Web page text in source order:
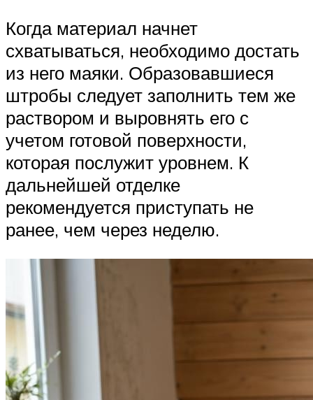
Когда материал начнет
схватываться, необходимо достать
из него маяки. Образовавшиеся
штробы следует заполнить тем же
раствором и выровнять его с
учетом готовой поверхности,
которая послужит уровнем. К
дальнейшей отделке
рекомендуется приступать не
ранее, чем через неделю.